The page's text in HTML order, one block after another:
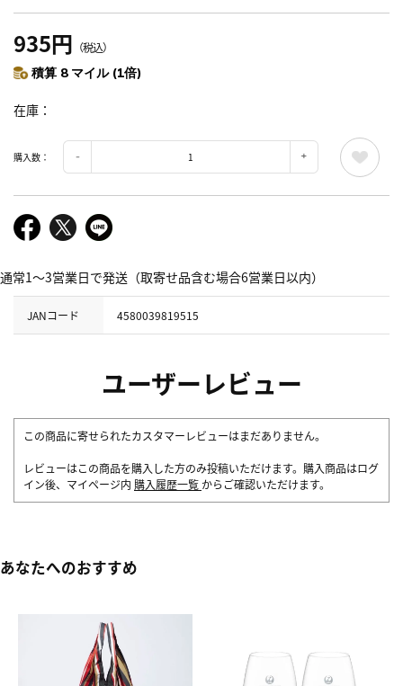
935円 （税込）
積算 8 マイル (1倍)
在庫
購入数：
通常1～3営業日で発送（取寄せ品含む場合6営業日以内）
JANコード 4580039819515
ユーザーレビュー
この商品に寄せられたカスタマーレビューはまだありません。
レビューはこの商品を購入した方のみ投稿いただけます。購入商品はログ
イン後、マイページ内 購入履歴一覧 からご確認いただけます。
あなたへのおすすめ